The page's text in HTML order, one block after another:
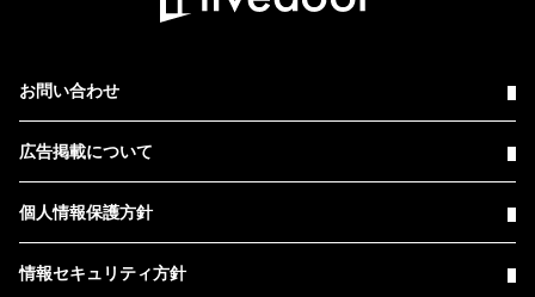
お問い合わせ
広告掲載について
個人情報保護方針
情報セキュリティ方針